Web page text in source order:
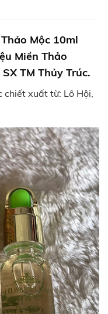
Mộc 10ml
Miền Thảo
TM Thủy Trúc.
xuất từ: Lô Hội,